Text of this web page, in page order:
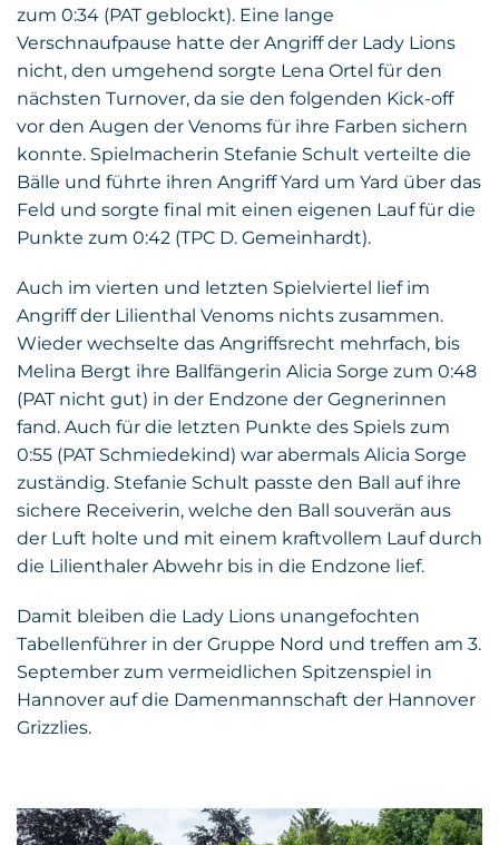
zum 0:34 (PAT geblockt). Eine lange
Verschnaufpause hatte der Angriff der Lady Lions
nicht, den umgehend sorgte Lena Ortel für den
nächsten Turnover, da sie den folgenden Kick-off
vor den Augen der Venoms für ihre Farben sichern
konnte. Spielmacherin Stefanie Schult verteilte die
Bälle und führte ihren Angriff Yard um Yard über das
Feld und sorgte final mit einen eigenen Lauf für die
Punkte zum 0:42 (TPC D. Gemeinhardt).
Auch im vierten und letzten Spielviertel lief im
Angriff der Lilienthal Venoms nichts zusammen.
Wieder wechselte das Angriffsrecht mehrfach, bis
Melina Bergt ihre Ballfängerin Alicia Sorge zum 0:48
(PAT nicht gut) in der Endzone der Gegnerinnen
fand. Auch für die letzten Punkte des Spiels zum
0:55 (PAT Schmiedekind) war abermals Alicia Sorge
zuständig. Stefanie Schult passte den Ball auf ihre
sichere Receiverin, welche den Ball souverän aus
der Luft holte und mit einem kraftvollem Lauf durch
die Lilienthaler Abwehr bis in die Endzone lief.
Damit bleiben die Lady Lions unangefochten
Tabellenführer in der Gruppe Nord und treffen am 3.
September zum vermeidlichen Spitzenspiel in
Hannover auf die Damenmannschaft der Hannover
Grizzlies.